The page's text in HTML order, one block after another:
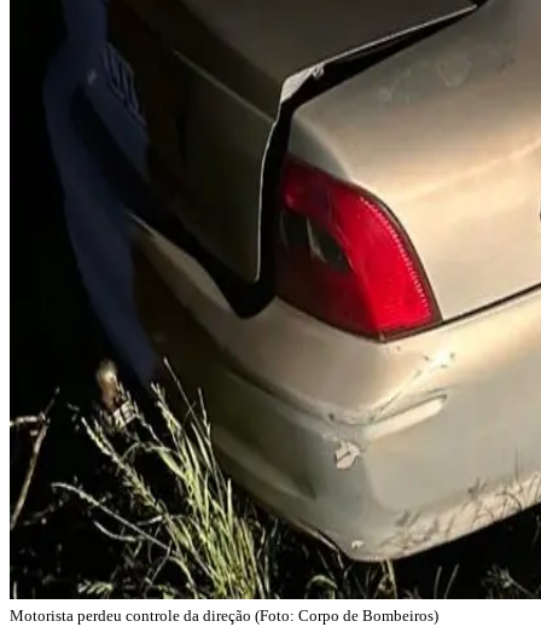
Motorista perdeu controle da direção (Foto: Corpo de Bombeiros)